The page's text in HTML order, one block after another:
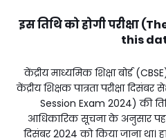
इस तिथि को होगी परीक्षा
this
केंद्रीय माध्यमिक शिक्षा बोर्ड
केंद्रीय शिक्षक पात्रता परीक्षा
Session Exam 2024) की
आधिकारिक सूचना के अनुसार
दिसंबर 2024 को किया जाना